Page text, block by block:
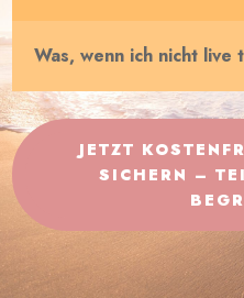
Was, wenn ich nicht live
JETZT
SICHERN –